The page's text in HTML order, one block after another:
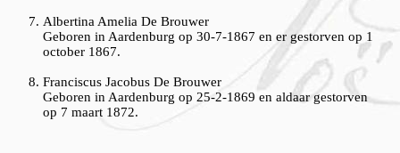
Albertina Amelia De Brouwer
Geboren in Aardenburg op 30-7-1867 en er gestorven op 1
october 1867.
Franciscus Jacobus De Brouwer
Geboren in Aardenburg op 25-2-1869 en aldaar gestorven
op 7 maart 1872.